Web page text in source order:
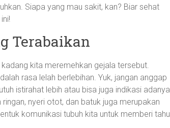
Siapa yang mau sakit, kan? Biar sehat
Terabaikan
kita meremehkan gejala tersebut.
rasa lelah berlebihan. Yuk, jangan anggap
istirahat lebih atau bisa juga indikasi adanya
nyeri otot, dan batuk juga merupakan
komunikasi tubuh kita untuk memberi tahu